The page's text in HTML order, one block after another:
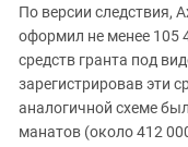
По версии следствия,
оформил не менее 105
средств гранта под
зарегистрировав эти
аналогичной схеме
манатов (около 412